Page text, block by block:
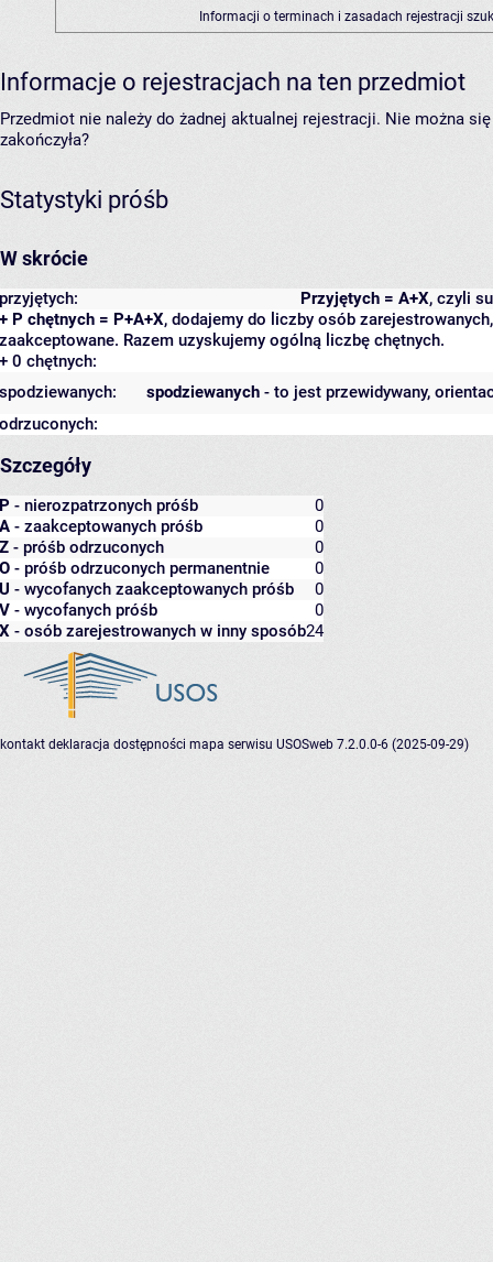
Informacji o terminach i zasadach rejestracji
Informacje o rejestracjach na ten przedmiot
Przedmiot nie należy do żadnej aktualnej rejestracji. Nie można
zakończyła?
Statystyki próśb
W skrócie
Przyjętych = A+X, czyli
przyjętych:
+ P chętnych = P+A+X, dodajemy do liczby osób
zaakceptowane. Razem uzyskujemy ogólną liczbę chętnych.
+ 0 chętnych:
spodziewanych - to jest przewidywany,
spodziewanych:
odrzuconych:
Szczegóły
P - nierozpatrzonych próśb
0
A - zaakceptowanych próśb
0
Z - próśb odrzuconych
0
O - próśb odrzuconych permanentnie
0
U - wycofanych zaakceptowanych próśb
0
V - wycofanych próśb
0
X - osób zarejestrowanych w inny sposób24
kontakt deklaracja dostępności mapa serwisu USOSweb 7.2.0.0-6 (2025-09-29)